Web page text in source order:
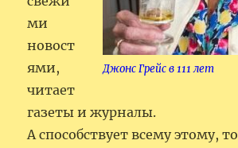
Джонс Грейс в 111 лет
ми
новост
ями,
читает
газеты и журналы.
А способствует всему этому, то